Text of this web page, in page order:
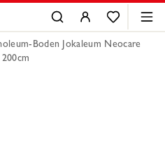
Boden Jokaleum Neocare